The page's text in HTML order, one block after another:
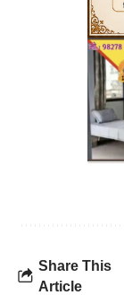
Share This
Article